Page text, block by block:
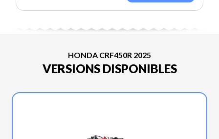
HONDA CRF450R 2025
VERSIONS DISPONIBLES